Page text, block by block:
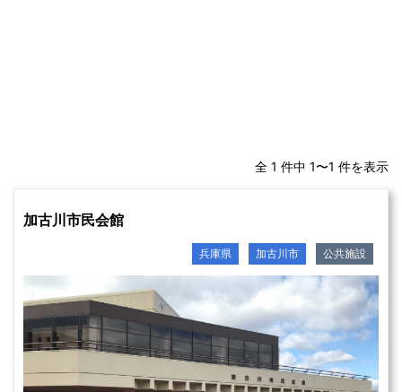
全 1 件中 1〜1 件を表示
加古川市民会館
兵庫県 加古川市 公共施設